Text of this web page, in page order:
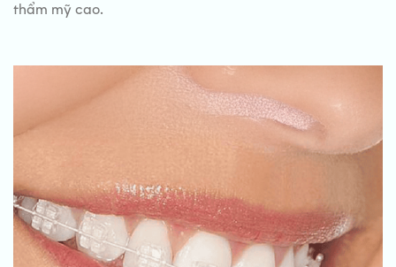
thẩm mỹ cao.